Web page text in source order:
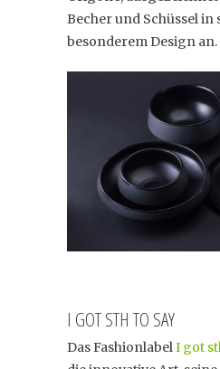
Becher und Schüssel in
besonderem Design an.
I GOT STH TO SAY
Das FashionlabelI got